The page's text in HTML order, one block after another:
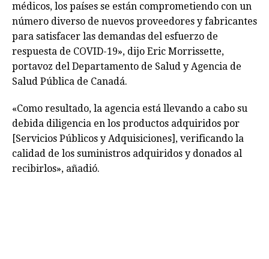
médicos, los países se están comprometiendo con un
número diverso de nuevos proveedores y fabricantes
para satisfacer las demandas del esfuerzo de
respuesta de COVID-19», dijo Eric Morrissette,
portavoz del Departamento de Salud y Agencia de
Salud Pública de Canadá.
«Como resultado, la agencia está llevando a cabo su
debida diligencia en los productos adquiridos por
[Servicios Públicos y Adquisiciones], verificando la
calidad de los suministros adquiridos y donados al
recibirlos», añadió.